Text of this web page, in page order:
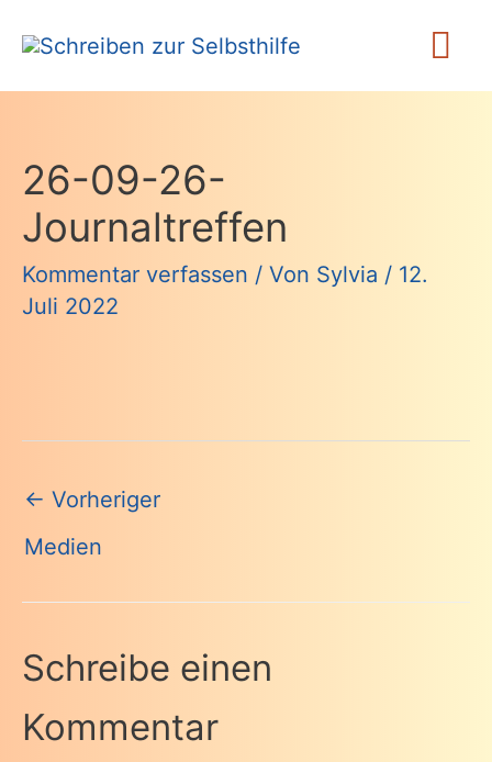
Inhalt
springen
26-09-26-
Journaltreffen
Kommentar verfassen / Von Sylvia / 12.
Juli 2022
Beitragsnavigation
← Vorheriger
Medien
Schreibe einen
Kommentar